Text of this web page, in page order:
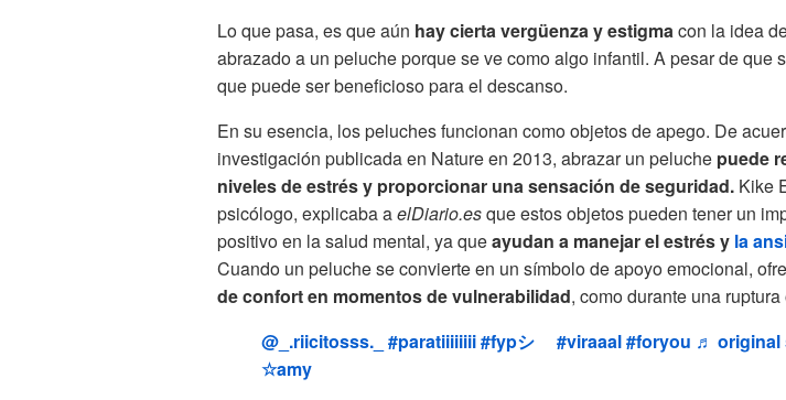
Lo que pasa, es que aún hay cierta vergüenza y estigmacon la idea
abrazado a un peluche porque se ve como algo infantil. A pesar de que
que puede ser beneficioso para el descanso.
En su esencia, los peluches funcionan como objetos de apego. De
investigación publicada en Nature en 2013, abrazar un peluche puede
niveles de estrés y proporcionar una sensación de seguridad. Kike
psicólogo, explicaba aelDiario.esque estos objetos pueden tener un
positivo en la salud mental, ya queayudan a manejar el estrés y la
Cuando un peluche se convierte en un símbolo de apoyo emocional,
de confort en momentos de vulnerabilidad, como durante una
@_.riicitosss._ #paratiiiiiiii#fypシ゚ #viraaal#foryou ♬ original
☆amy